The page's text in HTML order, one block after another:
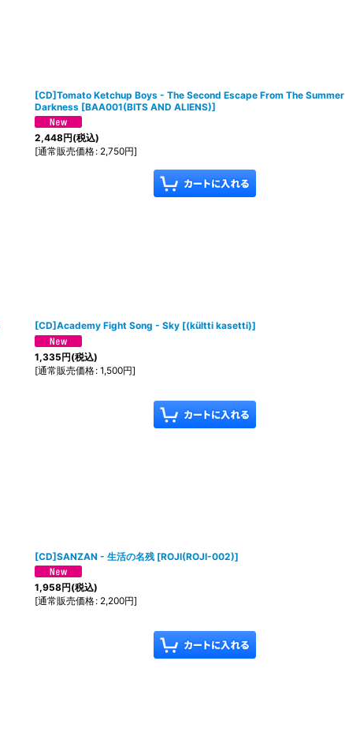
[CD]Tomato Ketchup Boys - The Second Escape From The Summer
Darkness [BAA001(BITS AND ALIENS)]
2,448円(税込)
[通常販売価格: 2,750円]
[CD]Academy Fight Song - Sky [(kültti kasetti)]
1,335円(税込)
[通常販売価格: 1,500円]
[CD]SANZAN - 生活の名残 [ROJI(ROJI-002)]
1,958円(税込)
[通常販売価格: 2,200円]